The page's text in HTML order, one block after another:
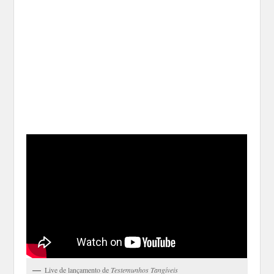
Live de lançamento de Testemunhos Tangíveis